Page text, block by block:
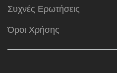
Συχνές Ερωτήσεις
Όροι Χρήσης